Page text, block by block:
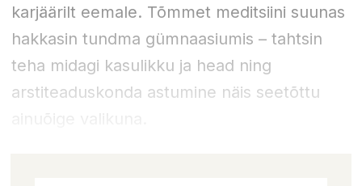
karjäärilt eemale. Tõmmet meditsiini suunas
hakkasin tundma gümnaasiumis – tahtsin
teha midagi kasulikku ja head ning
arstiteaduskonda astumine näis seetõttu